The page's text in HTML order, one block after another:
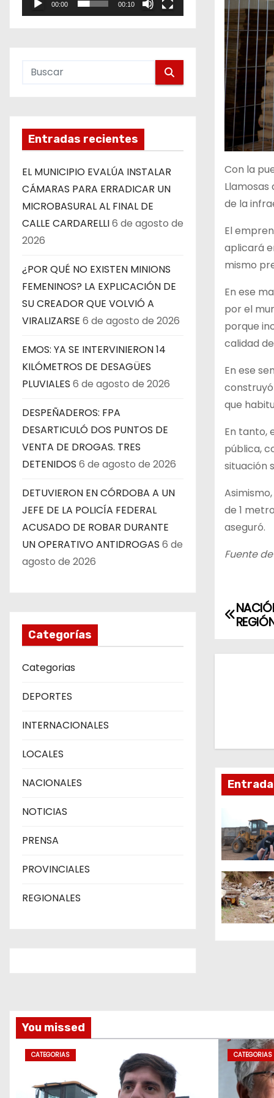
00:00 00:10
Entradas recientes
EL MUNICIPIO EVALÚA INSTALAR
CÁMARAS PARA ERRADICAR UN
MICROBASURAL AL FINAL DE
CALLE CARDARELLI6 de agosto de
2026
¿POR QUÉ NO EXISTEN MINIONS
FEMENINOS? LA EXPLICACIÓN DE
SU CREADOR QUE VOLVIÓ A
VIRALIZARSE 6 de agosto de 2026
EMOS: YA SE INTERVINIERON 14
KILÓMETROS DE DESAGÜES
PLUVIALES 6 de agosto de 2026
DESPEÑADEROS: FPA
DESARTICULÓ DOS PUNTOS DE
VENTA DE DROGAS. TRES
DETENIDOS 6 de agosto de 2026
DETUVIERON EN CÓRDOBA A UN
JEFE DE LA POLICÍA FEDERAL
ACUSADO DE ROBAR DURANTE
UN OPERATIVO ANTIDROGAS 6 de
agosto de 2026
Categorías
Categorias
DEPORTES
INTERNACIONALES
LOCALES
NACIONALES
NOTICIAS
PRENSA
PROVINCIALES
REGIONALES
Con la
de la
El
aplicará
mismo
En ese
por el
porque
calidad
En ese
que
En tanto,
pública,
situación
de 1
aseguró.
Fuente
N
c
i
n
d
e
e
d
a
You missed
CATEGORIAS CATEGORIAS